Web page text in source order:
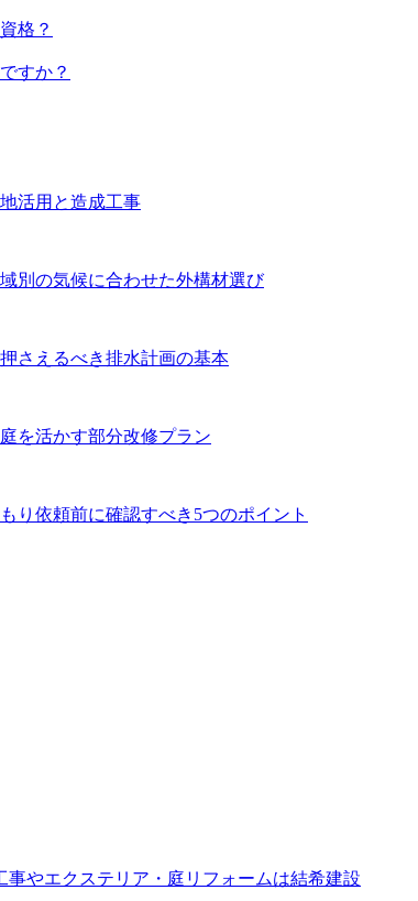
格？
すか？
活用と造成工事
別の気候に合わせた外構材選び
さえるべき排水計画の基本
を活かす部分改修プラン
り依頼前に確認すべき5つのポイント